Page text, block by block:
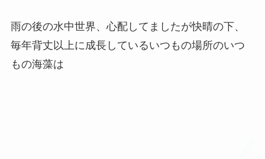
雨の後の水中世界、心配してましたが快晴の下、
毎年背丈以上に成長しているいつもの場所のいつ
もの海藻は